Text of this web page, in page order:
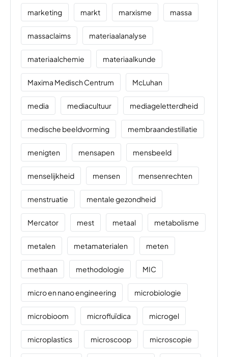
marketing markt marxisme massa
massaclaims materiaalanalyse
materiaalchemie materiaalkunde
Maxima Medisch Centrum McLuhan
media mediacultuur mediageletterdheid
medische beeldvorming membraandestillatie
menigten mensapen mensbeeld
menselijkheid mensen mensenrechten
menstruatie mentale gezondheid
Mercator mest metaal metabolisme
metalen metamaterialen meten
methaan methodologie MIC
micro en nano engineering microbiologie
microbioom microfluïdica microgel
microplastics microscoop microscopie